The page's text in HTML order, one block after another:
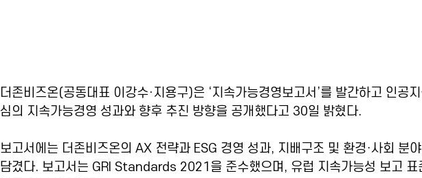
더존비즈온(공동대표 이강수·지용구)은 ‘지속가능경영보고서’를 발간하고 인공
심의 지속가능경영 성과와 향후 추진 방향을 공개했다고 30일 밝혔다.
보고서에는 더존비즈온의 AX 전략과 ESG 경영 성과, 지배구조 및 환경·사회 분
담겼다. 보고서는 GRI Standards 2021을 준수했으며, 유럽 지속가능성 보고 표